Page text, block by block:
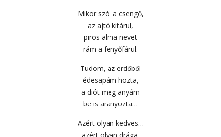
Mikor szól a csengő,
az ajtó kitárul,
piros alma nevet
rám a fenyőfárul.
Tudom, az erdőből
édesapám hozta,
a diót meg anyám
be is aranyozta…
Azért olyan kedves…
azért olyan drága.